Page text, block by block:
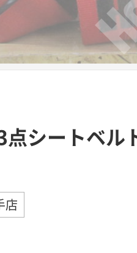
シートベル
店